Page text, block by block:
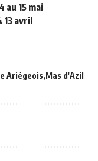
au 15 mai
13 avril
Ariégeois Mas d'Azil